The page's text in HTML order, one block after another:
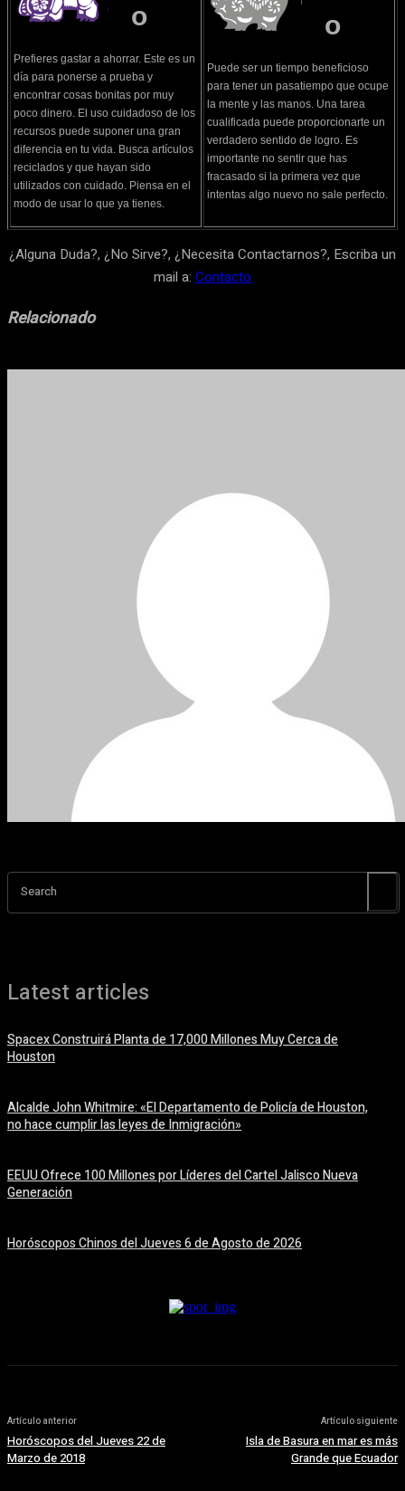
o
Prefieres gastar a ahorrar. Este es un
día para ponerse a prueba y
encontrar cosas bonitas por muy
poco dinero. El uso cuidadoso de los
recursos puede suponer una gran
diferencia en tu vida. Busca artículos
reciclados y que hayan sido
utilizados con cuidado. Piensa en el
modo de usar lo que ya tienes.
o
Puede ser un tiempo beneficioso
para tener un pasatiempo que ocupe
la mente y las manos. Una tarea
cualificada puede proporcionarte un
verdadero sentido de logro. Es
importante no sentir que has
fracasado si la primera vez que
intentas algo nuevo no sale perfecto.
¿Alguna Duda?, ¿No Sirve?, ¿Necesita Contactarnos?, Escriba un
mail a: Contacto
Relacionado
Search
Latest articles
Spacex Construirá Planta de 17,000 Millones Muy Cerca de
Houston
Alcalde John Whitmire: «El Departamento de Policía de Houston,
no hace cumplir las leyes de Inmigración»
EEUU Ofrece 100 Millones por Líderes del Cartel Jalisco Nueva
Generación
Horóscopos Chinos del Jueves 6 de Agosto de 2026
Artículo anterior
Horóscopos del Jueves 22 de
Marzo de 2018
Artículo siguiente
Isla de Basura en mar es más
Grande que Ecuador